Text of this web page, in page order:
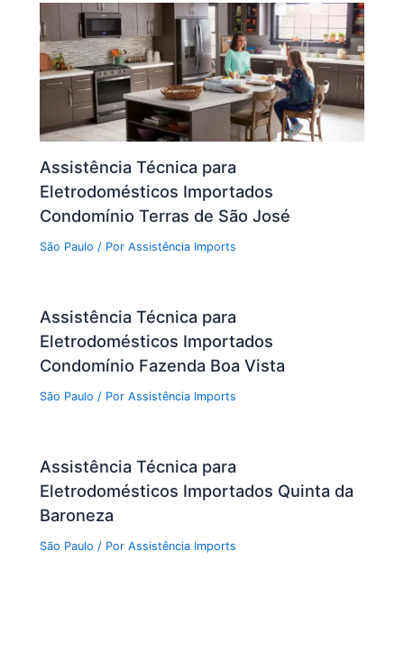
Assistência Técnica para
Eletrodomésticos Importados
Condomínio Terras de São José
São Paulo / PorAssistência Imports
Assistência Técnica para
Eletrodomésticos Importados
Condomínio Fazenda Boa Vista
São Paulo / PorAssistência Imports
Assistência Técnica para
Eletrodomésticos Importados Quinta da
Baroneza
São Paulo / PorAssistência Imports